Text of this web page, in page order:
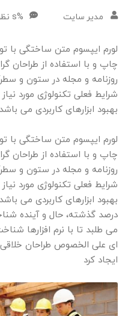
مدیر سایت %s نظر
لورم ایپسوم متن ساختگی با
چاپ و با استفاده از طراحان
روزنامه و مجله در ستون و
شرایط فعلی تکنولوژی مورد
بهبود ابزارهای کاربردی می
لورم ایپسوم متن ساختگی با
چاپ و با استفاده از طراحان
روزنامه و مجله در ستون و
شرایط فعلی تکنولوژی مورد
بهبود ابزارهای کاربردی می
درصد گذشته، حال و آینده
می طلبد تا با نرم افزارها
ای علی الخصوص طراحان
ایجاد کرد